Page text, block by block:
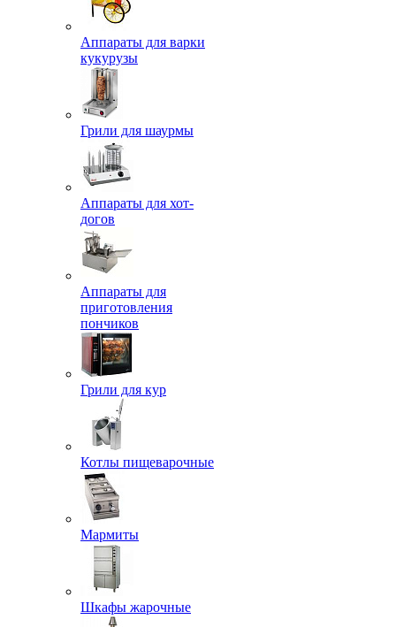
Аппараты для варки
кукурузы
Грили для шаурмы
Аппараты для хот-
догов
Аппараты для
приготовления
пончиков
Грили для кур
Котлы пищеварочные
Мармиты
Шкафы жарочные